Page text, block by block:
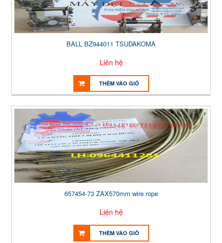
BALL BZ944011 TSUDAKOMA
Liên hệ
THÊM VÀO GIỎ
657454-73 ZAX570mm wire rope
Liên hệ
THÊM VÀO GIỎ